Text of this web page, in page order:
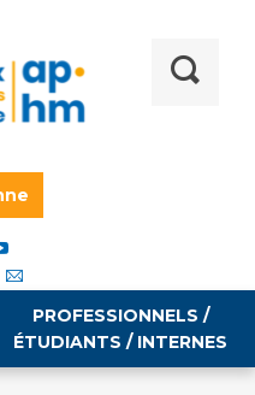
PROFESSIONNELS /
ÉTUDIANTS / INTERNES